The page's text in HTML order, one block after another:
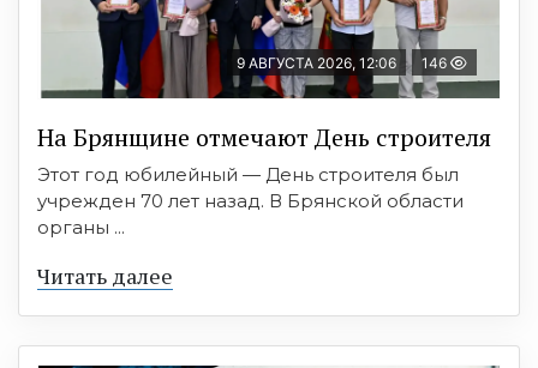
9 АВГУСТА 2026, 12:06 146
На Брянщине отмечают День строителя
Этот год юбилейный — День строителя был
учрежден 70 лет назад. В Брянской области
органы ...
Читать далее